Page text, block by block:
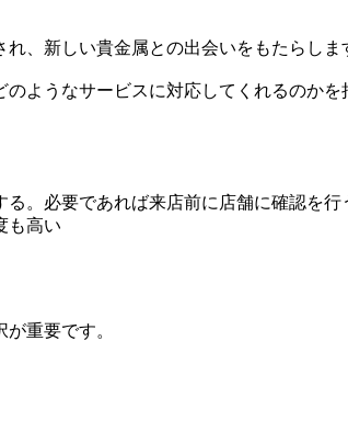
、新しい貴金属との出会いをもたらしま
ようなサービスに対応してくれるのか
。必要であれば来店前に店舗に確認を行
も高い
重要です。